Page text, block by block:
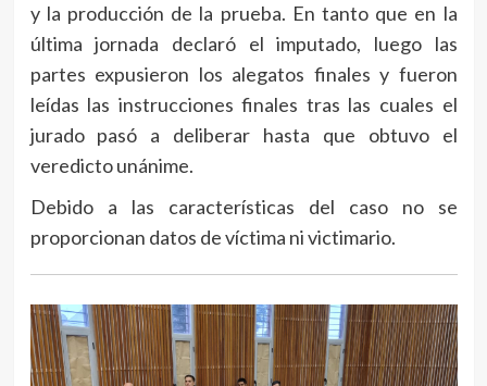
y la producción de la prueba. En tanto que en la
última jornada declaró el imputado, luego las
partes expusieron los alegatos finales y fueron
leídas las instrucciones finales tras las cuales el
jurado pasó a deliberar hasta que obtuvo el
veredicto unánime.
Debido a las características del caso no se
proporcionan datos de víctima ni victimario.